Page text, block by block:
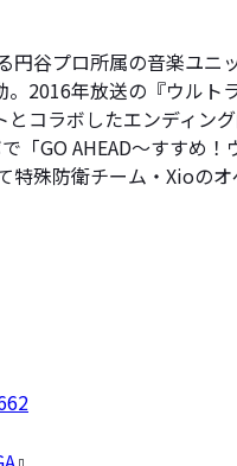
谷プロ所属の音楽ユ
2016年放送の『ウル
コラボしたエンディ
GO AHEAD～すすめ
殊防衛チーム・Xioの